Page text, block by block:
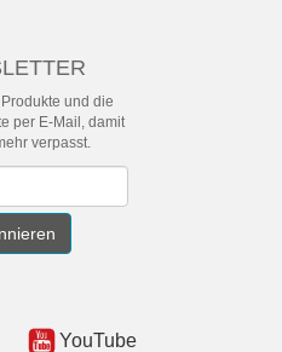
und die
per E-Mail, damit
verpasst.
YouTube